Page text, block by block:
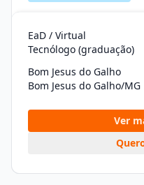
EaD / Virtual
Tecnólogo (graduação)
Bom Jesus do Galho
Bom Jesus do Galho/MG
Ver